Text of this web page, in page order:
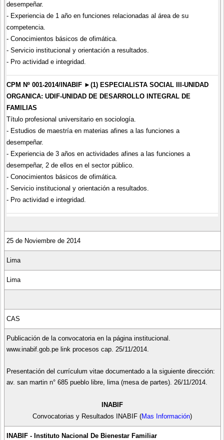
desempeñar.
- Experiencia de 1 año en funciones relacionadas al área de su
competencia.
- Conocimientos básicos de ofimática.
- Servicio institucional y orientación a resultados.
- Pro actividad e integridad.
CPM Nº 001-2014/INABIF ►(1) ESPECIALISTA SOCIAL III-UNIDAD
ORGANICA: UDIF-UNIDAD DE DESARROLLO INTEGRAL DE
FAMILIAS
Título profesional universitario en sociología.
- Estudios de maestría en materias afines a las funciones a
desempeñar.
- Experiencia de 3 años en actividades afines a las funciones a
desempeñar, 2 de ellos en el sector público.
- Conocimientos básicos de ofimática.
- Servicio institucional y orientación a resultados.
- Pro actividad e integridad.
25 de Noviembre de 2014
Lima
Lima
CAS
Publicación de la convocatoria en la página institucional.
www.inabif.gob.pe link procesos cap. 25/11/2014.
Presentación del currículum vitae documentado a la siguiente dirección:
av. san martin n° 685 pueblo libre, lima (mesa de partes). 26/11/2014.
INABIF
Convocatorias y Resultados INABIF (Mas Información)
INABIF - Instituto Nacional De Bienestar Familiar